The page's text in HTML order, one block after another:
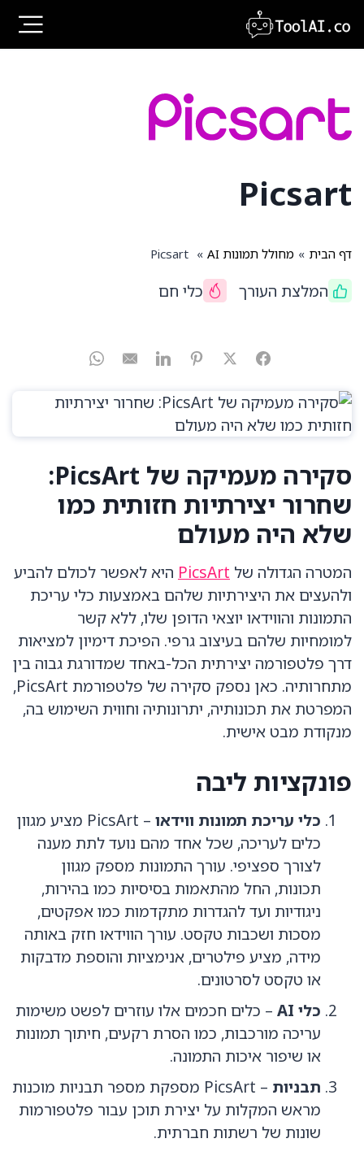
to
content
Picsart
דף הבית » מחולל תמונות AI »
Picsart
המלצת העורך כלי חם
סקירה מעמיקה של PicsArt:
שחרור יצירתיות חזותית כמו
שלא היה מעולם
המטרה הגדולה של PicsArt היא לאפשר לכולם להביע
ולהעצים את היצירתיות שלהם באמצעות כלי עריכת
התמונות והווידאו יוצאי הדופן שלו, ללא קשר
למומחיות שלהם בעיצוב גרפי. הפיכת דימיון למציאות
דרך פלטפורמה יצירתית הכל-באחד שמדורגת גבוה בין
מתחרותיה. כאן נספק סקירה של פלטפורמת PicsArt,
המפרטת את תכונותיה, יתרונותיה וחווית השימוש בה,
מנקודת מבט אישית.
פונקציות ליבה
כלי עריכת תמונות ווידאו
– PicsArt מציע מגוון
כלים לעריכה, שכל אחד מהם נועד לתת מענה
לצורך ספציפי. עורך התמונות מספק מגוון
תכונות, החל מהתאמות בסיסיות כמו בהירות,
ניגודיות ועד להגדרות מתקדמות כמו אפקטים,
מסכות ושכבות טקסט. עורך הווידאו חזק באותה
מידה, מציע פילטרים, אנימציות והוספת מדבקות
או טקסט לסרטונים.
כלי AI
– כלים חכמים אלו עוזרים לפשט משימות
עריכה מורכבות, כמו הסרת רקעים, חיתוך תמונות
או שיפור איכות התמונה.
תבניות
– PicsArt מספקת מספר תבניות מוכנות
מראש המקלות על יצירת תוכן עבור פלטפורמות
שונות של רשתות חברתית.